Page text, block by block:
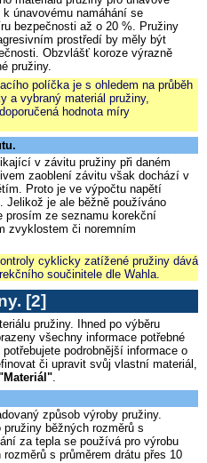
únavovému namáhání se
bezpečnosti až o 20 %. Pružiny
prostředí by měly být
Obzvlášť koroze výrazně
pružiny.
políčka je s ohledem na průběh
a vybraný materiál pružiny,
hodnota míry
v závitu pružiny při daném
zaoblení závitu však dochází v
Proto je ve výpočtu napětí
Jelikož je ale běžně používáno
prosím ze seznamu korekční
zvyklostem či noremním
cyklicky zatížené pružiny dává
součinitele dle Wahla.
[2]
pružiny. Ihned po výběru
všechny informace potřebné
podrobnější informace o
či upravit svůj vlastní materiál,
.
způsob výroby pružiny.
běžných rozměrů s
za tepla se používá pro výrobu
s průměrem drátu přes 10